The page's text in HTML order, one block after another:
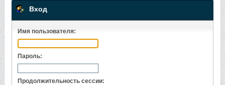
Вход
Имя пользователя:
Пароль:
Продолжительность сессии: